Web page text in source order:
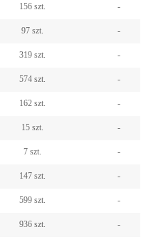
156 szt. -
97 szt. -
319 szt. -
574 szt. -
162 szt. -
15 szt. -
7 szt. -
147 szt. -
599 szt. -
936 szt. -